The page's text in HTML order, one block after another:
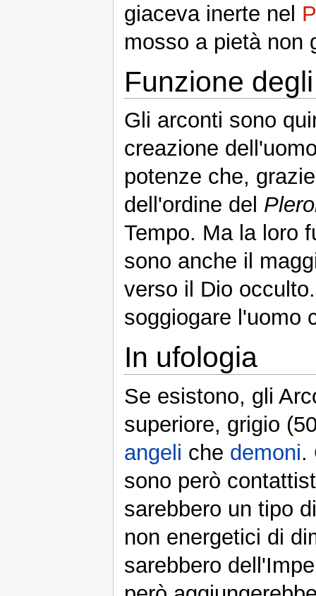
giaceva inerte nel
mosso a pietà non
Funzione
Gli arconti sono
creazione
potenze che,
dell'ordine del
Tempo. Ma la loro
sono anche il
verso il Dio
soggiogare l'uomo
In ufologia
Se esistono, gli
superiore, grigio
angeli che demoni.
sono però
sarebbero un tipo
non energetici di
sarebbero